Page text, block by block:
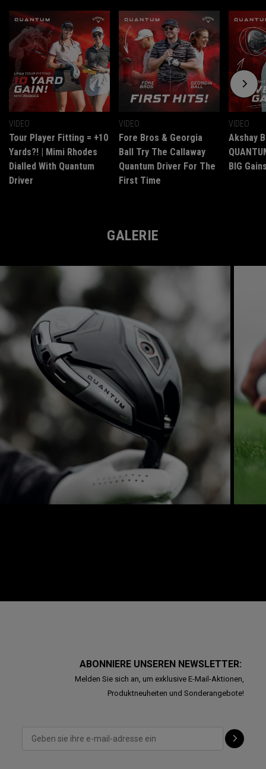
VIDEO
Tour Player Fitting = +10
Yards?! | Mimi Rhodes
Dialled With Quantum
Driver
VIDEO
Fore Bros & Georgia
Ball Try The Callaway
Quantum Driver For The
First Time
VIDEO
Akshay
BIG
GALERIE
ABONNIERE UNSEREN NEWSLETTER:
Melden Sie sich an, um exklusive E-Mail-Aktionen,
Produktneuheiten und Sonderangebote!